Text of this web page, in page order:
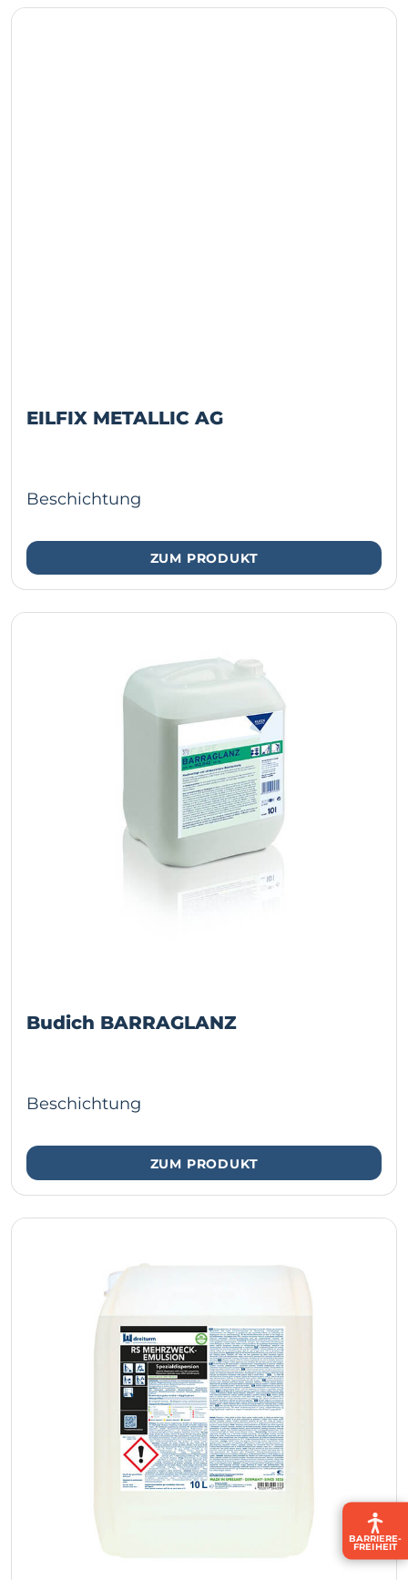
BARRIERE­
FREIHEIT
EILFIX METALLIC AG
Beschichtung
ZUM PRODUKT
Budich BARRAGLANZ
Beschichtung
ZUM PRODUKT